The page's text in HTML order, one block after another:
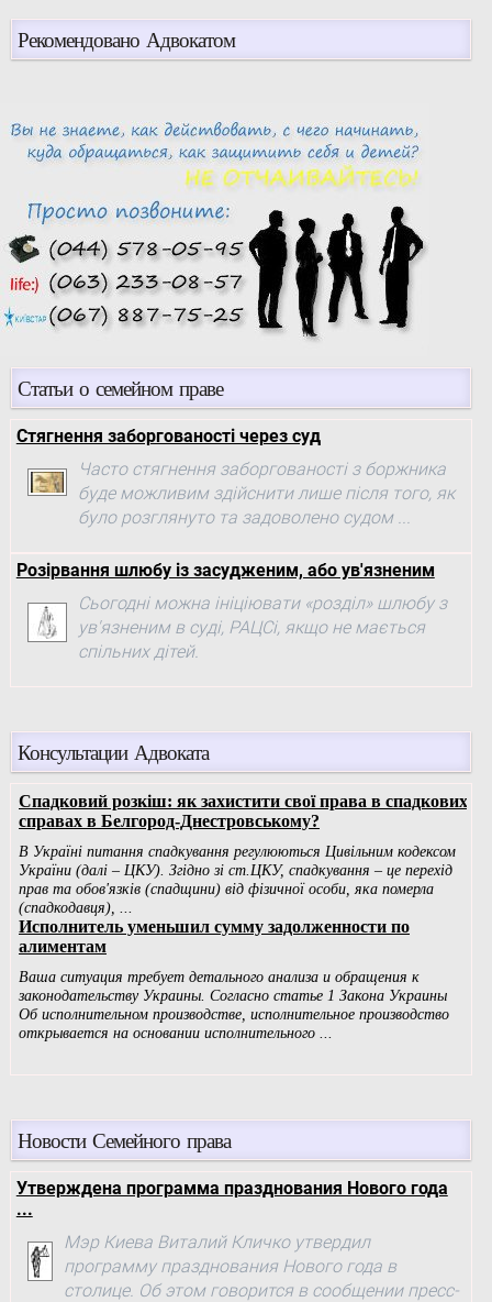
Рекомендовано Адвокатом
Статьи о семейном праве
Стягнення заборгованості через суд
Часто стягнення заборгованості з боржника
буде можливим здійснити лише після того, як
було розглянуто та задоволено судом ...
Розірвання шлюбу із засудженим, або ув'язненим
Сьогодні можна ініціювати «розділ» шлюбу з
ув'язненим в суді, РАЦСі, якщо не мається
спільних дітей.
Консультации Адвоката
Новости Семейного права
Утверждена программа празднования Нового года
...
Мэр Киева Виталий Кличко утвердил
программу празднования Нового года в
столице. Об этом говорится в сообщении пресс-